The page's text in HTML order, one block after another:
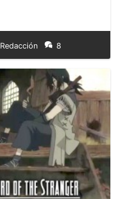
Redacción 8